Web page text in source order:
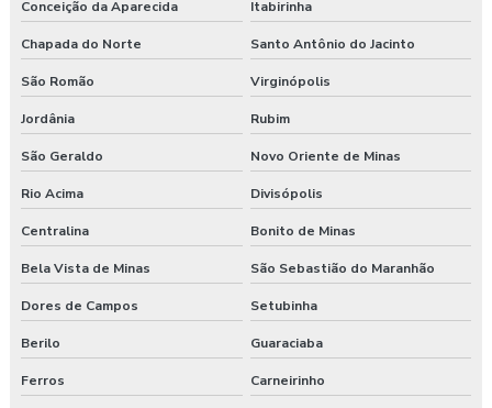
Conceição da Aparecida Itabirinha
Chapada do Norte Santo Antônio do Jacinto
São Romão Virginópolis
Jordânia Rubim
São Geraldo Novo Oriente de Minas
Rio Acima Divisópolis
Centralina Bonito de Minas
Bela Vista de Minas São Sebastião do Maranhão
Dores de Campos Setubinha
Berilo Guaraciaba
Ferros Carneirinho